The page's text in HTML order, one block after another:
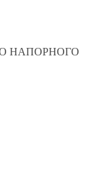
НАПОРНОГО